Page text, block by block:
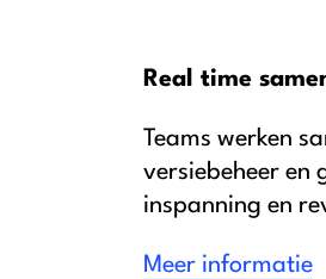
Real time
Teams werken
versiebeheer en
inspanning en
Meer informatie